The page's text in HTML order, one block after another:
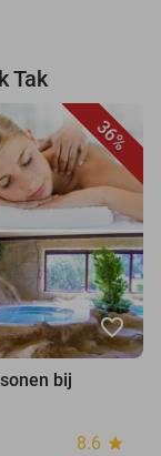
Tak
36%
favorite_border
bij
8.6 star